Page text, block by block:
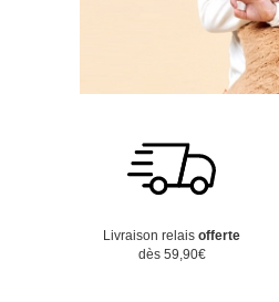
Livraison relaisofferte
dès 59,90€